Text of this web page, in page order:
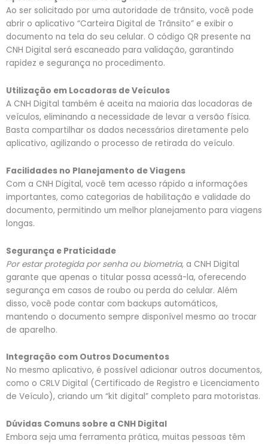
Ao ser solicitado por uma autoridade de trânsito, você pode
abrir o aplicativo “Carteira Digital de Trânsito” e exibir o
documento na tela do seu celular. O código QR presente na
CNH Digital será escaneado para validação, garantindo
rapidez e segurança no procedimento.
Utilização em Locadoras de Veículos
A CNH Digital também é aceita na maioria das locadoras de
veículos, eliminando a necessidade de levar a versão física.
Basta compartilhar os dados necessários diretamente pelo
aplicativo, agilizando o processo de retirada do veículo.
Facilidades no Planejamento de Viagens
Com a CNH Digital, você tem acesso rápido a informações
importantes, como categorias de habilitação e validade do
documento, permitindo um melhor planejamento para viagens
longas.
Segurança e Praticidade
Por estar protegida por senha ou biometria, a CNH Digital
garante que apenas o titular possa acessá-la, oferecendo
segurança em casos de roubo ou perda do celular. Além
disso, você pode contar com backups automáticos,
mantendo o documento sempre disponível mesmo ao trocar
de aparelho.
Integração com Outros Documentos
No mesmo aplicativo, é possível adicionar outros documentos,
como o CRLV Digital (Certificado de Registro e Licenciamento
de Veículo), criando um “kit digital” completo para motoristas.
Dúvidas Comuns sobre a CNH Digital
Embora seja uma ferramenta prática, muitas pessoas têm